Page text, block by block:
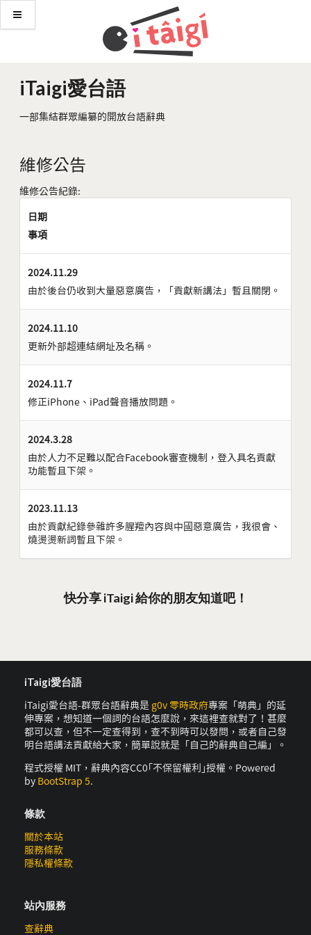
iTaigi愛台語
一部集結群眾編纂的開放台語辭典
維修公告
維修公告紀錄:
日期
事項
2024.11.29
由於後台仍收到大量惡意廣告，「貢獻新講法」暫且關閉。
2024.11.10
更新外部超連結網址及名稱。
2024.11.7
修正iPhone、iPad聲音播放問題。
2024.3.28
由於人力不足難以配合Facebook審查機制，登入具名貢獻
功能暫且下架。
2023.11.13
由於貢獻紀錄參雜許多腥羶內容與中國惡意廣告，我很會、
燒燙燙新詞暫且下架。
快分享 iTaigi 給你的朋友知道吧！
iTaigi愛台語
iTaigi愛台語-群眾台語辭典是 g0v 零時政府專案「萌典」的延
伸專案，想知道一個詞的台語怎麼說，來這裡查就對了！甚麼
都可以查，但不一定查得到，查不到時可以發問，或者自己發
明台語講法貢獻給大家，簡單說就是「自己的辭典自己編」。
程式授權 MIT，辭典內容CC0｢不保留權利｣授權。Powered
by BootStrap 5.
條款
關於本站
服務條款
隱私權條款
站內服務
查辭典